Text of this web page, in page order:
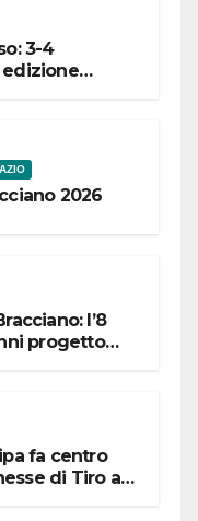
3-4
2026
l’8
progetto
fa centro
di Tiro a